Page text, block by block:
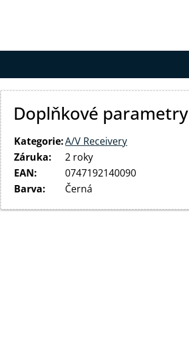
Doplňkové parametry
Kategorie:A/V Receivery
Záruka:
2 roky
EAN:
0747192140090
Barva: Černá